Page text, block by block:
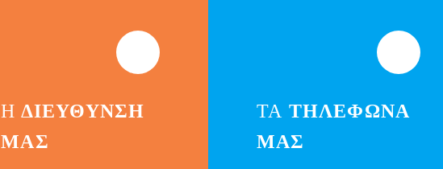
Η ΔΙΕΎΘΥΝΣΗ
ΜΑΣ
ΤΑ ΤΗΛΕΦΩΝΑ
ΜΑΣ